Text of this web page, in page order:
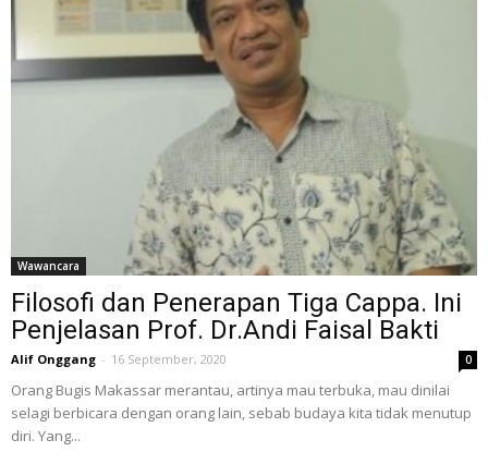
Wawancara
Filosofi dan Penerapan Tiga Cappa. Ini
Penjelasan Prof. Dr.Andi Faisal Bakti
Alif Onggang - 16 September, 2020 0
Orang Bugis Makassar merantau, artinya mau terbuka, mau dinilai
selagi berbicara dengan orang lain, sebab budaya kita tidak menutup
diri. Yang...